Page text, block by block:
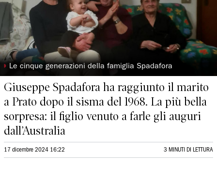
◗ Le cinque generazioni della famiglia Spadafora
Giuseppe Spadafora ha raggiunto il marito
a Prato dopo il sisma del 1968. La più bella
sorpresa: il figlio venuto a farle gli auguri
dall’Australia
17 dicembre 2024 16:22 3 MINUTI DI LETTURA